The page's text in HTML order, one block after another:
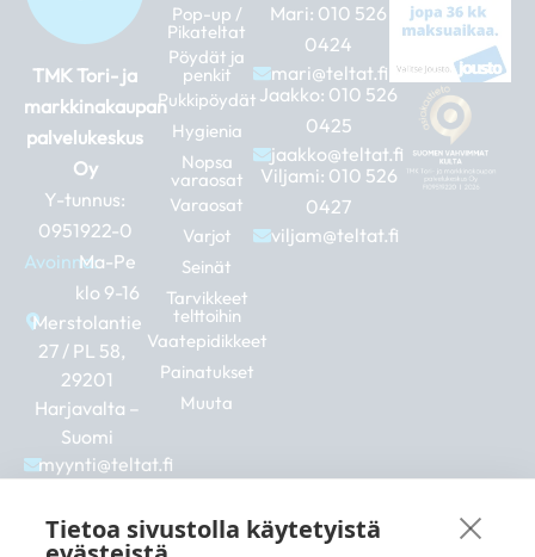
TMK Tori- ja
markkinakaupan
palvelukeskus
Oy
Y-tunnus:
0951922-0
Avoinna:Ma-Pe
klo 9-16
Merstolantie
27 / PL 58,
29201
Harjavalta –
Suomi
myynti@teltat.fi
0422
F
I
L
Pop-up /
Pikateltat
Pöydät ja
penkit
Pukkipöydät
Hygienia
Nopsa
varaosat
Varaosat
Varjot
Seinät
Tarvikkeet
telttoihin
Vaatepidikkeet
Painatukset
Muuta
Mari: 010 526
0424
mari@teltat.fi
Jaakko: 010 526
0425
jaakko@teltat.fi
Viljami: 010 526
0427
viljam@teltat.fi
Tietoa sivustolla käytetyistä